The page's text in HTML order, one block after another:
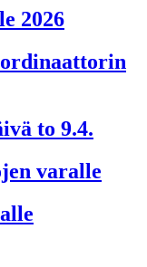
2026
to 9.4.
varalle